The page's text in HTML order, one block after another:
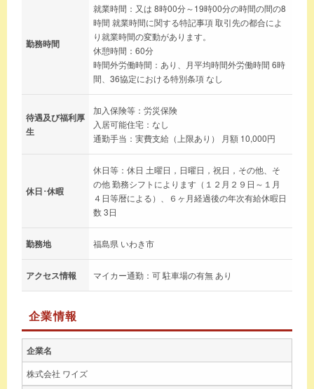
勤務時間
就業時間：又は 8時00分～19時00分の時間の間の8
時間 就業時間に関する特記事項 取引先の都合によ
り就業時間の変動があります。
休憩時間：60分
時間外労働時間：あり、月平均時間外労働時間 6時
間、36協定における特別条項 なし
待遇及び福利厚
生
加入保険等：労災保険
入居可能住宅：なし
通勤手当：実費支給（上限あり） 月額 10,000円
休日･休暇
休日等：休日 土曜日，日曜日，祝日，その他、そ
の他 勤務シフトによります（１２月２９日～１月
４日等暦による）、６ヶ月経過後の年次有給休暇日
数 3日
勤務地 福島県 いわき市
アクセス情報 マイカー通勤：可 駐車場の有無 あり
企業情報
企業名
株式会社 ワイズ